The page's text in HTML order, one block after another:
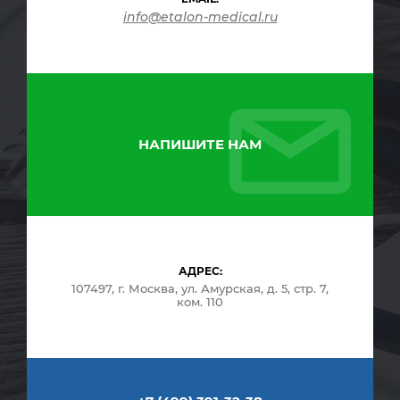
info@etalon-medical.ru
НАПИШИТЕ НАМ
АДРЕС:
107497, г. Москва, ул. Амурская, д. 5, стр. 7,
ком. 110